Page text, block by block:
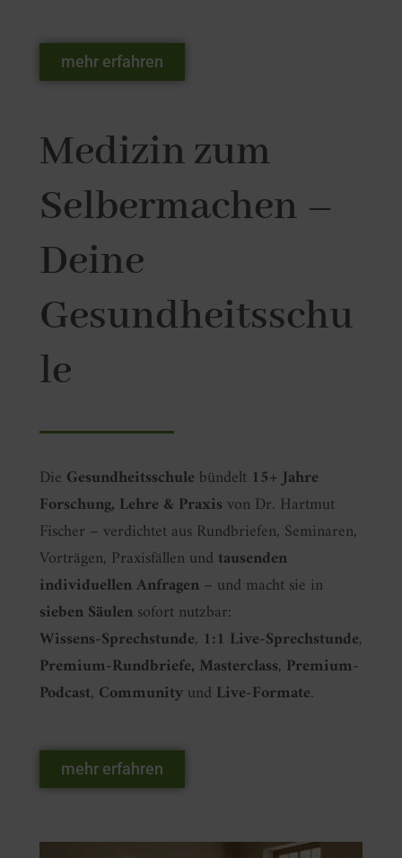
mehr erfahren
Medizin zum
Selbermachen –
Deine
Gesundheitsschu
le
Die Gesundheitsschulebündelt 15+ Jahre
Forschung, Lehre & Praxis von Dr. Hartmut
Fischer – verdichtet aus Rundbriefen, Seminaren,
Vorträgen, Praxisfällen und tausenden
individuellen Anfragen– und macht sie in
sieben Säulensofort nutzbar:
Wissens‑Sprechstunde, 1:1 Live‑Sprechstunde,
Premium‑Rundbriefe, Masterclass, Premium-
Podcast, Communityund Live‑Formate.
mehr erfahren